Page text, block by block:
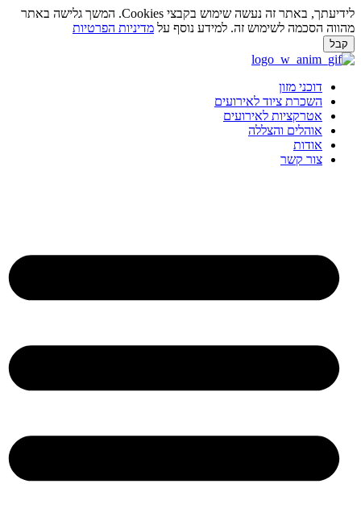
לידיעתך, באתר זה נעשה שימוש בקבצי Cookies. המשך גלישה באתר
מהווה הסכמה לשימוש זה. למידע נוסף עלמדיניות הפרטיות
קבל
דלג
דוכני מזון
השכרת ציוד לאירועים
אטרקציות לאירועים
אוהלים והצללה
אודות
צור קשר